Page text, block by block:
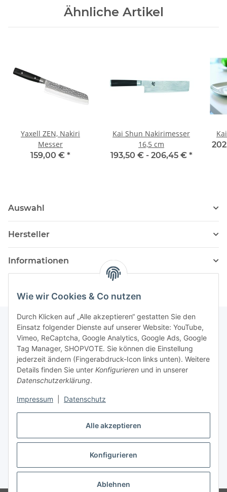
Alle akzeptieren
Konfigurieren
Ablehnen
Wie wir Cookies & Co nutzen
Durch Klicken auf „Alle akzeptieren“ gestatten Sie den
Einsatz folgender Dienste auf unserer Website: YouTube,
Vimeo, ReCaptcha, Google Analytics, Google Ads, Google
Tag Manager, SHOPVOTE. Sie können die Einstellung
jederzeit ändern (Fingerabdruck-Icon links unten). Weitere
Details finden Sie unter Konfigurieren und in unserer
Datenschutzerklärung.
Impressum Datenschutz
Ähnliche Artikel
Yaxell ZEN, Nakiri
Messer
159,00 € *
Kai Shun Nakirimesser
16,5 cm
193,50 € - 206,45 € *
Auswahl
Hersteller
Informationen
Newsletter Abonnieren
Bitte senden Sie mir entsprechend Ihrer
Datenschutzerklärungregelmäßig und jederzeit widerruflich
Informationen zu Ihrem Produktsortiment per E-Mail zu.
Abonnieren
Newsletter Abonnieren
Vertrag widerrufen
* Alle Preise inkl. gesetzlicher USt., zzgl.